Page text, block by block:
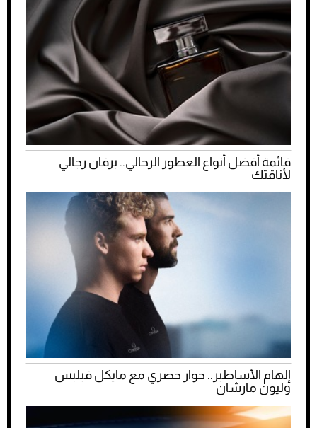
قائمة أفضل أنواع العطور الرجالي.. برفان رجالي
لأناقتك
إلهام الأساطير.. حوار حصري مع مايكل فيلبس
وليون مارشان